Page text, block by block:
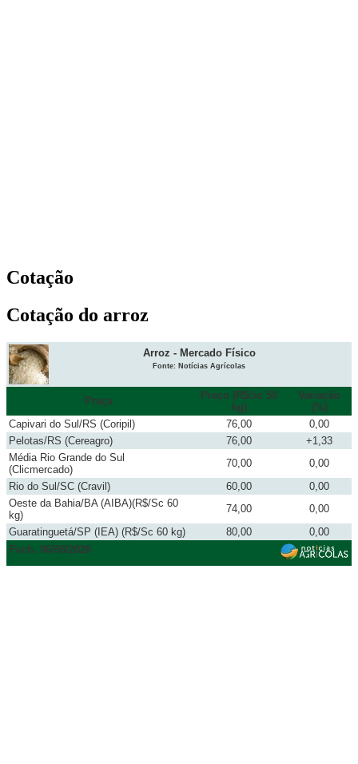
Cotação
Cotação do arroz
Arroz - Mercado Físico
Fonte: Notícias Agrícolas
Praça
Preço (R$/sc 50
kg)
Variação
(%)
Capivari do Sul/RS (Coripil)
76,00
0,00
Pelotas/RS (Cereagro)
76,00
+1,33
Média Rio Grande do Sul
(Clicmercado)
70,00
0,00
Rio do Sul/SC (Cravil)
60,00
0,00
Oeste da Bahia/BA (AIBA)(R$/Sc 60
kg)
74,00
0,00
Guaratinguetá/SP (IEA) (R$/Sc 60 kg)
80,00
0,00
Fech. 06/08/2026